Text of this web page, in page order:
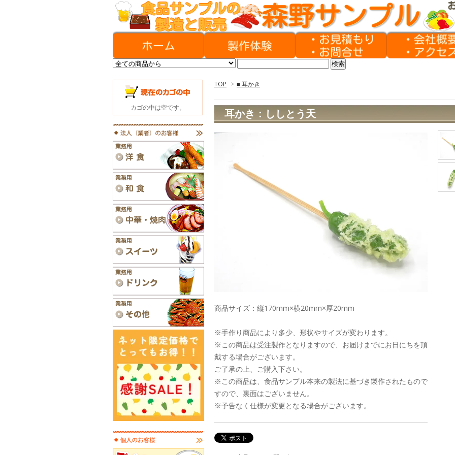
TOP > ■ 耳かき
耳かき：ししとう天
商品サイズ：縦170mm×横20mm×厚20mm
※手作り商品により多少、形状やサイズが変わります。
※この商品は受注製作となりますので、お届けまでにお日にちを頂
戴する場合がございます。
ご了承の上、ご購入下さい。
※この商品は、食品サンプル本来の製法に基づき製作されたもので
すので、裏面はございません。
※予告なく仕様が変更となる場合がございます。
カゴの中は空です。